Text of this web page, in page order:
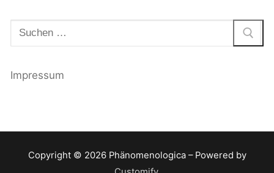
Suchen
nach:
Impressum
Copyright © 2026 Phänomenologica – Powered by